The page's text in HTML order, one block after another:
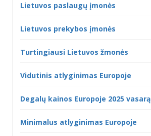
Lietuvos paslaugų įmonės
Lietuvos prekybos įmonės
Turtingiausi Lietuvos žmonės
Vidutinis atlyginimas Europoje
Degalų kainos Europoje 2025 vasarą
Minimalus atlyginimas Europoje